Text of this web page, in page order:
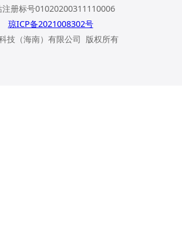
注册标号01020200311110006
琼ICP备2021008302号
技（海南）有限公司 版权所有